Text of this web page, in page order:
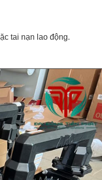
tai nạn lao động.